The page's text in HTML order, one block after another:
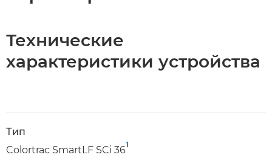
Технические
характеристики устройства
Тип
Colortrac SmartLF SCi 36
1